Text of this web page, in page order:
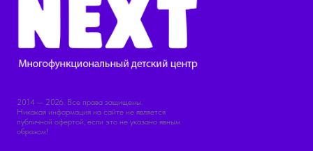
2014 — 2026. Все права защищены.
Никакая информация на сайте не является
публичной офертой, если это не указано явным
образом!